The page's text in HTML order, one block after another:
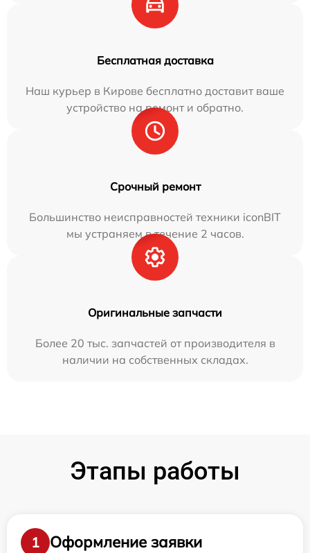
Бесплатная доставка
Наш курьер в Кирове бесплатно доставит ваше
устройство на ремонт и обратно.
Срочный ремонт
Большинство неисправностей техники iconBIT
мы устраняем в течение 2 часов.
Оригинальные запчасти
Более 20 тыс. запчастей от производителя в
наличии на собственных складах.
Этапы работы
1
Оформление заявки